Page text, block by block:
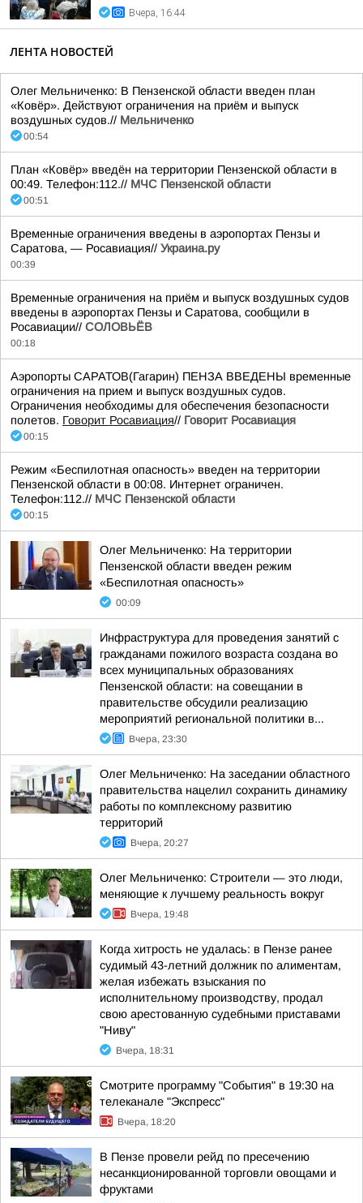
Вчера, 16:44
ЛЕНТА НОВОСТЕЙ
Олег Мельниченко: В Пензенской области введен план
«Ковёр». Действуют ограничения на приём и выпуск
воздушных судов.// Мельниченко
00:54
План «Ковёр» введён на территории Пензенской области в
00:49. Телефон:112.// МЧС Пензенской области
00:51
Временные ограничения введены в аэропортах Пензы и
Саратова, — Росавиация// Украина.ру
00:39
Временные ограничения на приём и выпуск воздушных судов
введены в аэропортах Пензы и Саратова, сообщили в
Росавиации// СОЛОВЬЁВ
00:18
Аэропорты САРАТОВ(Гагарин) ПЕНЗА ВВЕДЕНЫ временные
ограничения на прием и выпуск воздушных судов.
Ограничения необходимы для обеспечения безопасности
полетов. Говорит Росавиация// Говорит Росавиация
00:15
Режим «Беспилотная опасность» введен на территории
Пензенской области в 00:08. Интернет ограничен.
Телефон:112.// МЧС Пензенской области
00:15
Олег Мельниченко: На территории
Пензенской области введен режим
«Беспилотная опасность»
00:09
Инфраструктура для проведения занятий с
гражданами пожилого возраста создана во
всех муниципальных образованиях
Пензенской области: на совещании в
правительстве обсудили реализацию
мероприятий региональной политики в...
Вчера, 23:30
Олег Мельниченко: На заседании областного
правительства нацелил сохранить динамику
работы по комплексному развитию
территорий
Вчера, 20:27
Олег Мельниченко: Строители — это люди,
меняющие к лучшему реальность вокруг
Вчера, 19:48
Когда хитрость не удалась: в Пензе ранее
судимый 43-летний должник по алиментам,
желая избежать взыскания по
исполнительному производству, продал
свою арестованную судебными приставами
"Ниву"
Вчера, 18:31
Смотрите программу "События" в 19:30 на
телеканале "Экспресс"
Вчера, 18:20
В Пензе провели рейд по пресечению
несанкционированной торговли овощами и
фруктами